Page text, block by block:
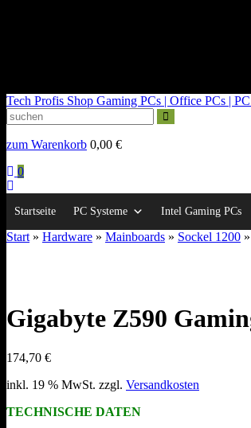
Tech Profis Shop Gaming PCs | Office PCs |
zum Warenkorb 0,00 €
0
Startseite PC Systeme Intel Gaming PCs
Start » Hardware » Mainboards » Sockel 1200
Gigabyte Z590
174,70 €
inkl. 19 % MwSt. zzgl. Versandkosten
TECHNISCHE DATEN